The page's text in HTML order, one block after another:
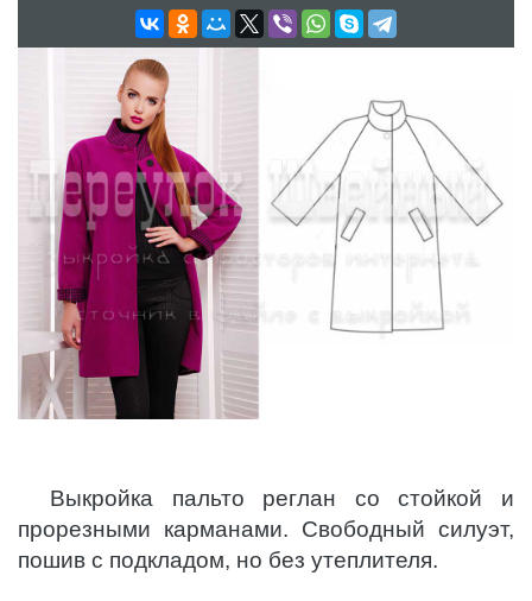
Выкройка пальто реглан со стойкой и
прорезными карманами. Свободный силуэт,
пошив с подкладом, но без утеплителя.